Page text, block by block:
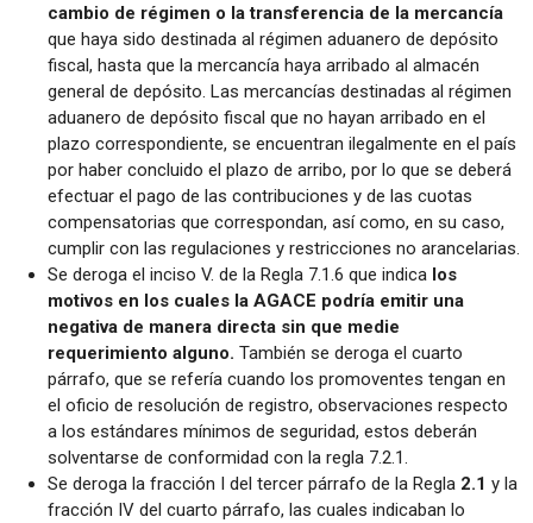
cambio de régimen o la transferencia de la mercancía
que haya sido destinada al régimen aduanero de depósito
fiscal, hasta que la mercancía haya arribado al almacén
general de depósito. Las mercancías destinadas al régimen
aduanero de depósito fiscal que no hayan arribado en el
plazo correspondiente, se encuentran ilegalmente en el país
por haber concluido el plazo de arribo, por lo que se deberá
efectuar el pago de las contribuciones y de las cuotas
compensatorias que correspondan, así como, en su caso,
cumplir con las regulaciones y restricciones no arancelarias.
Se deroga el inciso V. de la Regla 7.1.6 que indica los
motivos en los cuales la AGACE podría emitir una
negativa de manera directa sin que medie
requerimiento alguno. También se deroga el cuarto
párrafo, que se refería cuando los promoventes tengan en
el oficio de resolución de registro, observaciones respecto
a los estándares mínimos de seguridad, estos deberán
solventarse de conformidad con la regla 7.2.1.
Se deroga la fracción I del tercer párrafo de la Regla 2.1 y la
fracción IV del cuarto párrafo, las cuales indicaban lo